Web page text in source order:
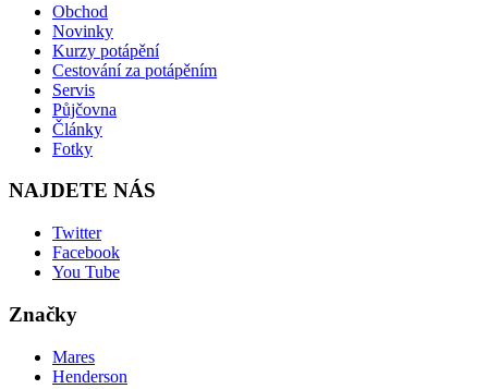
Obchod
Novinky
Kurzy potápění
Cestování za potápěním
Servis
Půjčovna
Články
Fotky
NAJDETE NÁS
Twitter
Facebook
You Tube
Značky
Mares
Henderson